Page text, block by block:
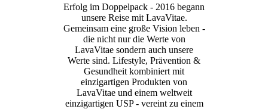
Erfolg im Doppelpack - 2016 begann
unsere Reise mit LavaVitae.
Gemeinsam eine große Vision leben -
die nicht nur die Werte von
LavaVitae sondern auch unsere
Werte sind. Lifestyle, Prävention &
Gesundheit kombiniert mit
einzigartigen Produkten von
LavaVitae und einem weltweit
einzigartigen USP - vereint zu einem